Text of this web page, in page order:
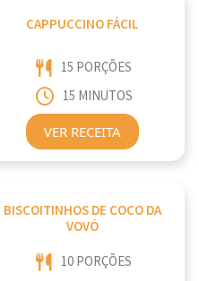
CAPPUCCINO FÁCIL
15 PORÇÕES
15 MINUTOS
VER RECEITA
BISCOITINHOS DE COCO DA
VOVÓ
10 PORÇÕES